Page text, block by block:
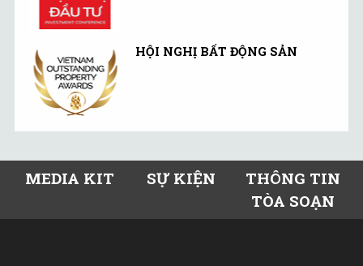
HỘI NGHỊ BẤT ĐỘNG SẢN
MEDIA KIT SỰ KIỆN
THÔNG TIN
TÒA SOẠN